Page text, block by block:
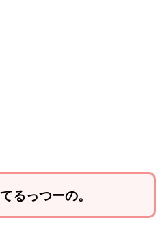
るっつーの。